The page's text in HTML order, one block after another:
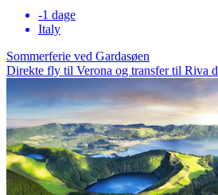
-1 dage
Italy
Sommerferie ved Gardasøen
Direkte fly til Verona og transfer til Riva